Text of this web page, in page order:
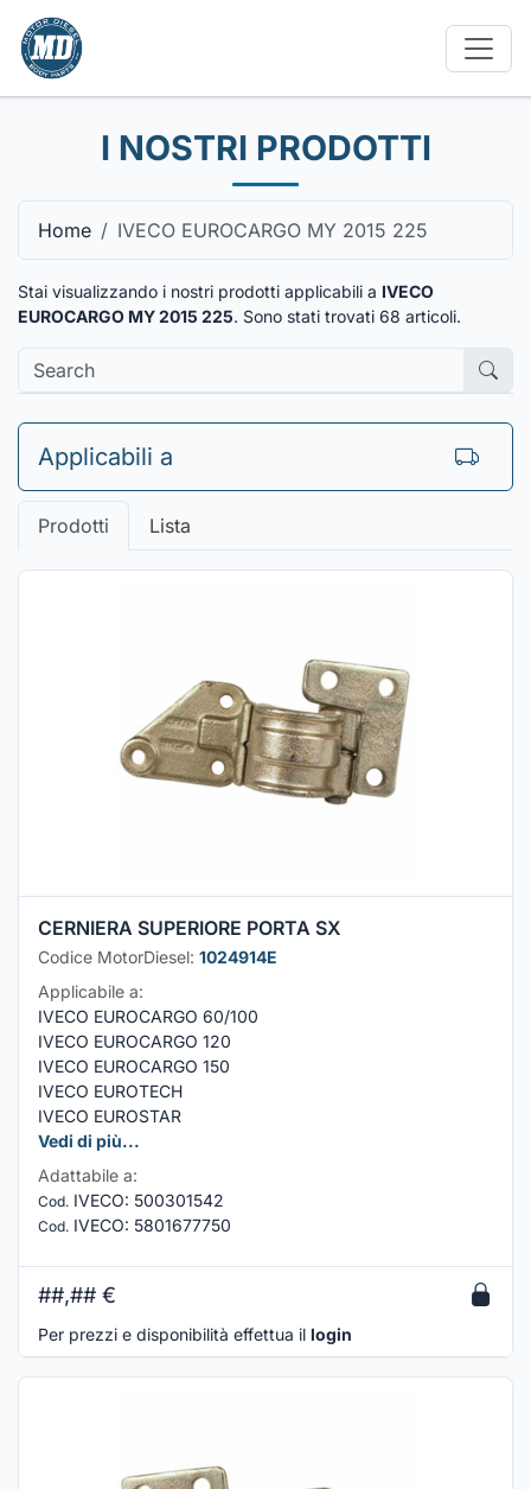
I NOSTRI PRODOTTI
Home IVECO EUROCARGO MY 2015 225
Stai visualizzando i nostri prodotti applicabili a IVECO
EUROCARGO MY 2015 225. Sono stati trovati 68 articoli.
Applicabili a
Prodotti Lista
CERNIERA SUPERIORE PORTA SX
Codice MotorDiesel: 1024914E
Applicabile a:
IVECO EUROCARGO 60/100
IVECO EUROCARGO 120
IVECO EUROCARGO 150
IVECO EUROTECH
IVECO EUROSTAR
Vedi di più...
Adattabile a:
Cod. IVECO: 500301542
Cod. IVECO: 5801677750
##,## €
Per prezzi e disponibilità effettua il login